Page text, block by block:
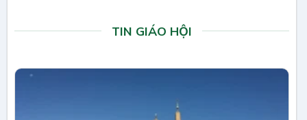
TIN GIÁO HỘI